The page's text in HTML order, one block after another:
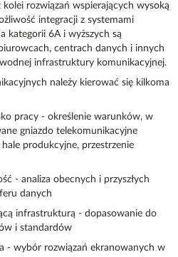
rozwiązań wspierających wysoką
integracji z systemami
kategorii 6A i wyższych są
centrach danych i innych
infrastruktury komunikacyjnej.
należy kierować się kilkoma
pracy - określenie warunków, w
gniazdo telekomunikacyjne
produkcyjne, przestrzenie
- analiza obecnych i przyszłych
danych
infrastrukturą - dopasowanie do
i standardów
- wybór rozwiązań ekranowanych w